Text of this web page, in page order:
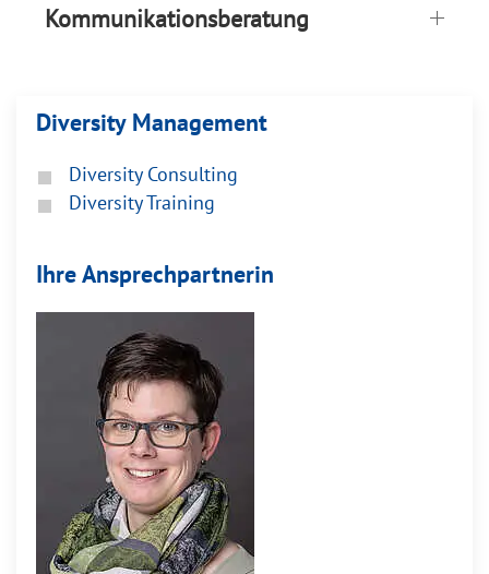
Kommunikationsberatung
Diversity Management
Diversity Consulting
Diversity Training
Ihre Ansprechpartnerin